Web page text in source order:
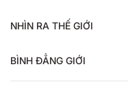
NHÌN RA THẾ GIỚI
BÌNH ĐẲNG GIỚI